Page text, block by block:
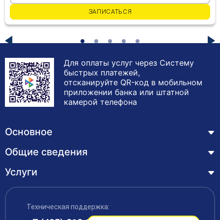
ЗАПИСАТЬСЯ
Для оплаты услуг через Систему
быстрых платежей,
отсканируйте QR-код в мобильном
приложении банка или штатной
камерой телефона
Основное
Курсы
Лицензия
Обучающимся
Общие сведения
Основные сведения
Структура и органы управления образовательной
организацией
Документы
Услуги
Профессиональная переподготовка
Курсы повышения квалификации – дистанционное
Техническая поддержка: